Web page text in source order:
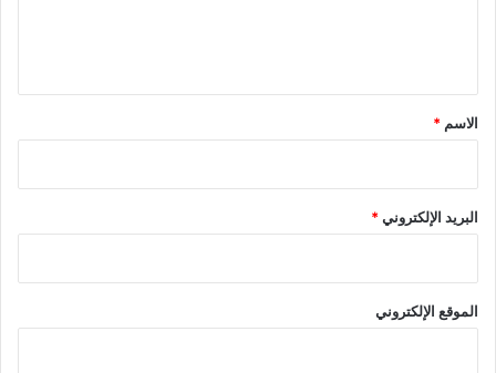
*
الاسم *
البريد الإلكتروني*
الموقع الإلكتروني